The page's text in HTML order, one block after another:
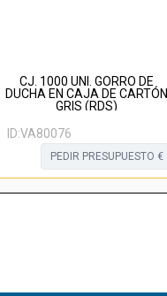
CJ. 1000 UNI. GORRO DE
DUCHA EN CAJA DE CARTÓN
GRIS (RDS)
ID:VA80076
PEDIR PRESUPUESTO €